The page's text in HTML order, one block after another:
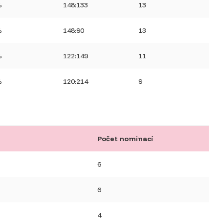
148:133 13
148:90 13
122:149 11
120:214 9
Počet nominací
6
6
4